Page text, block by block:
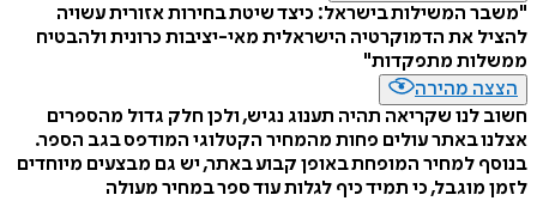
"משבר המשילות בישראל: כיצד שיטת בחירות אזורית עשויה
להציל את הדמוקרטיה הישראלית מאי-יציבות כרונית ולהבטיח
ממשלות מתפקדות"
הצצה מהירה
חשוב לנו שקריאה תהיה תענוג נגיש, ולכן חלק גדול מהספרים
אצלנו באתר עולים פחות מהמחיר הקטלוגי המודפס בגב הספר.
בנוסף למחיר המופחת באופן קבוע באתר, יש גם מבצעים מיוחדים
לזמן מוגבל, כי תמיד כיף לגלות עוד ספר במחיר מעולה